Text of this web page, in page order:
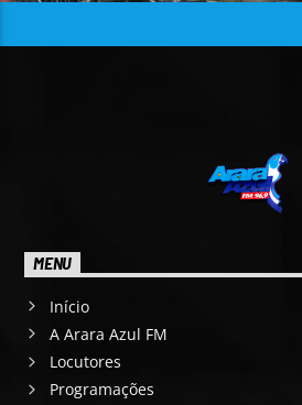
MENU
Início
A Arara Azul FM
Locutores
Programações